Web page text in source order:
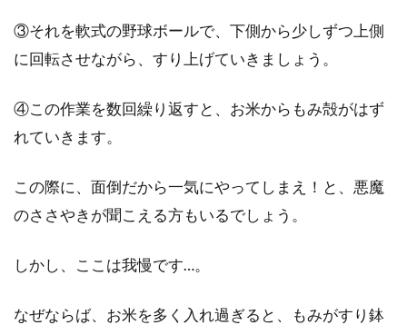
③それを軟式の野球ボールで、下側から少しずつ上側
に回転させながら、すり上げていきましょう。
④この作業を数回繰り返すと、お米からもみ殻がはず
れていきます。
この際に、面倒だから一気にやってしまえ！と、悪魔
のささやきが聞こえる方もいるでしょう。
しかし、ここは我慢です…。
なぜならば、お米を多く入れ過ぎると、もみがすり鉢